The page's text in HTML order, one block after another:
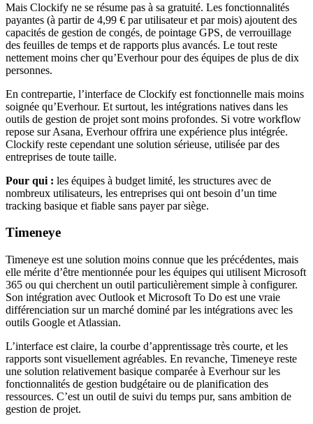
Mais Clockify ne se résume pas à sa gratuité. Les fonctionnalités
payantes (à partir de 4,99 € par utilisateur et par mois) ajoutent des
capacités de gestion de congés, de pointage GPS, de verrouillage
des feuilles de temps et de rapports plus avancés. Le tout reste
nettement moins cher qu’Everhour pour des équipes de plus de dix
personnes.
En contrepartie, l’interface de Clockify est fonctionnelle mais moins
soignée qu’Everhour. Et surtout, les intégrations natives dans les
outils de gestion de projet sont moins profondes. Si votre workflow
repose sur Asana, Everhour offrira une expérience plus intégrée.
Clockify reste cependant une solution sérieuse, utilisée par des
entreprises de toute taille.
Pour qui : les équipes à budget limité, les structures avec de
nombreux utilisateurs, les entreprises qui ont besoin d’un time
tracking basique et fiable sans payer par siège.
Timeneye
Timeneye est une solution moins connue que les précédentes, mais
elle mérite d’être mentionnée pour les équipes qui utilisent Microsoft
365 ou qui cherchent un outil particulièrement simple à configurer.
Son intégration avec Outlook et Microsoft To Do est une vraie
différenciation sur un marché dominé par les intégrations avec les
outils Google et Atlassian.
L’interface est claire, la courbe d’apprentissage très courte, et les
rapports sont visuellement agréables. En revanche, Timeneye reste
une solution relativement basique comparée à Everhour sur les
fonctionnalités de gestion budgétaire ou de planification des
ressources. C’est un outil de suivi du temps pur, sans ambition de
gestion de projet.